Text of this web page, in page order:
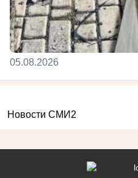
05.08.2026
Новости СМИ2